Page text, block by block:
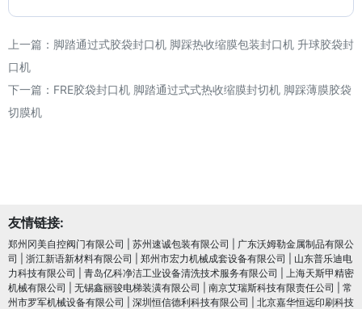
上一篇： 脚踏通过式胶袋封口机 脚踩热收缩膜包装封口机 升球胶袋封
口机
下一篇： FRE胶袋封口机 脚踏通过式式热收缩膜封切机 脚踩薄膜胶袋
切膜机
友情链接:
郑州冈美自控阀门有限公司 苏州速诚包装有限公司
广东沃姆勒金属制品有限公
司
浙江新语新材料有限公司 郑州市宏力机械成套设备有限公司
山东普乐迪电
力科技有限公司
青岛亿科净洁工业设备清洗技术服务有限公司
上海天斯甲精密
机械有限公司
无锡鑫丽骏电梯装潢有限公司 南京艾瑞斯科技有限责任公司
常
州市罗军机械设备有限公司
深圳恒信德利科技有限公司
北京嘉华恒远印刷科技